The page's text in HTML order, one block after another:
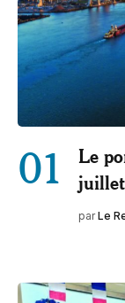
01
Le
juillet
par Le